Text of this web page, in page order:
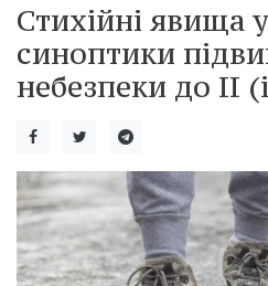
Стихійні явища
синоптики
небезпеки до II